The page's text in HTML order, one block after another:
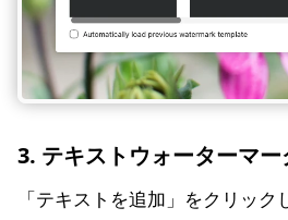
3. テキストウォーターマー
「テキストを追加」をクリッ